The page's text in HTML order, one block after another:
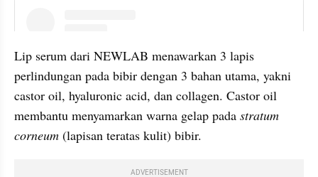
Lip serum dari NEWLAB menawarkan 3 lapis
perlindungan pada bibir dengan 3 bahan utama, yakni
castor oil, hyaluronic acid, dan collagen. Castor oil
membantu menyamarkan warna gelap pada stratum
corneum (lapisan teratas kulit) bibir.
ADVERTISEMENT